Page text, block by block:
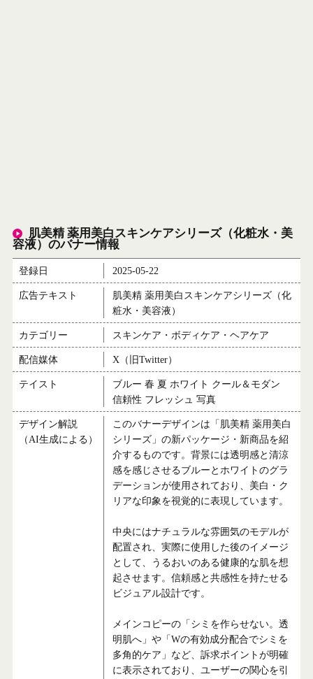
肌美精 薬用美白スキンケアシリーズ（化粧水・美
容液）のバナー情報
登録日 2025-05-22
広告テキスト
肌美精 薬用美白スキンケアシリーズ（化
粧水・美容液）
カテゴリー スキンケア・ボディケア・ヘアケア
配信媒体 X（旧Twitter）
テイスト
ブルー 春 夏 ホワイト クール＆モダン
信頼性 フレッシュ 写真
デザイン解説
（AI生成による）
このバナーデザインは「肌美精 薬用美白
シリーズ」の新パッケージ・新商品を紹
介するものです。背景には透明感と清涼
感を感じさせるブルーとホワイトのグラ
デーションが使用されており、美白・ク
リアな印象を視覚的に表現しています。
中央にはナチュラルな雰囲気のモデルが
配置され、実際に使用した後のイメージ
として、うるおいのある健康的な肌を想
起させます。信頼感と共感性を持たせる
ビジュアル設計です。
メインコピーの「シミを作らせない。透
明肌へ」や「Wの有効成分配合でシミを
多角的ケア」など、訴求ポイントが明確
に表示されており、ユーザーの関心を引